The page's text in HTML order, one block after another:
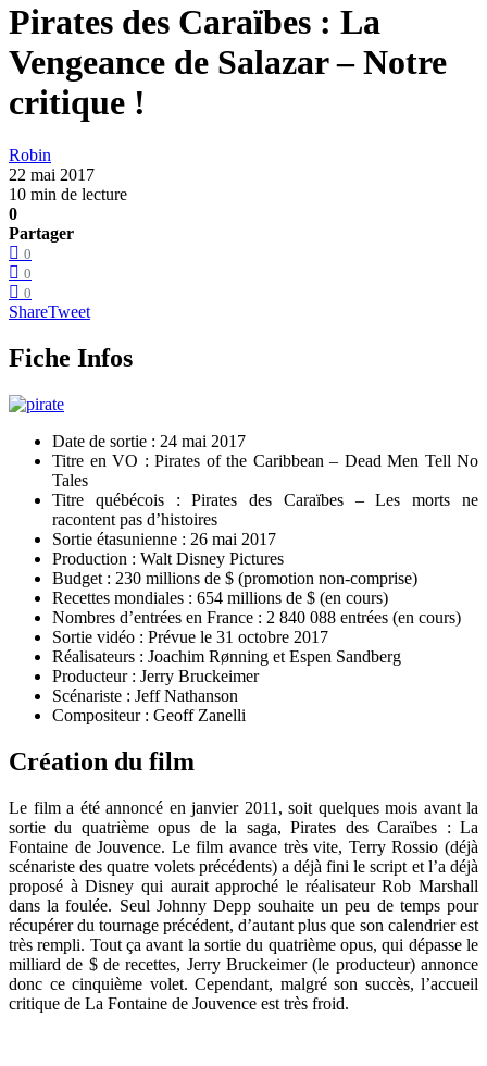
Pirates des Caraïbes : La
Vengeance de Salazar – Notre
critique !
Robin
22 mai 2017
10 min de lecture
0
Partager
0
0
0
ShareTweet
Fiche Infos
Date de sortie : 24 mai 2017
Titre en VO : Pirates of the Caribbean – Dead Men Tell No
Tales
Titre québécois : Pirates des Caraïbes – Les morts ne
racontent pas d’histoires
Sortie étasunienne : 26 mai 2017
Production : Walt Disney Pictures
Budget : 230 millions de $ (promotion non-comprise)
Recettes mondiales : 654 millions de $ (en cours)
Nombres d’entrées en France : 2 840 088 entrées (en cours)
Sortie vidéo : Prévue le 31 octobre 2017
Réalisateurs : Joachim Rønning et Espen Sandberg
Producteur : Jerry Bruckeimer
Scénariste : Jeff Nathanson
Compositeur : Geoff Zanelli
Création du film
Le film a été annoncé en janvier 2011, soit quelques mois avant la
sortie du quatrième opus de la saga, Pirates des Caraïbes : La
Fontaine de Jouvence. Le film avance très vite, Terry Rossio (déjà
scénariste des quatre volets précédents) a déjà fini le script et l’a déjà
proposé à Disney qui aurait approché le réalisateur Rob Marshall
dans la foulée. Seul Johnny Depp souhaite un peu de temps pour
récupérer du tournage précédent, d’autant plus que son calendrier est
très rempli. Tout ça avant la sortie du quatrième opus, qui dépasse le
milliard de $ de recettes, Jerry Bruckeimer (le producteur) annonce
donc ce cinquième volet. Cependant, malgré son succès, l’accueil
critique de La Fontaine de Jouvence est très froid.